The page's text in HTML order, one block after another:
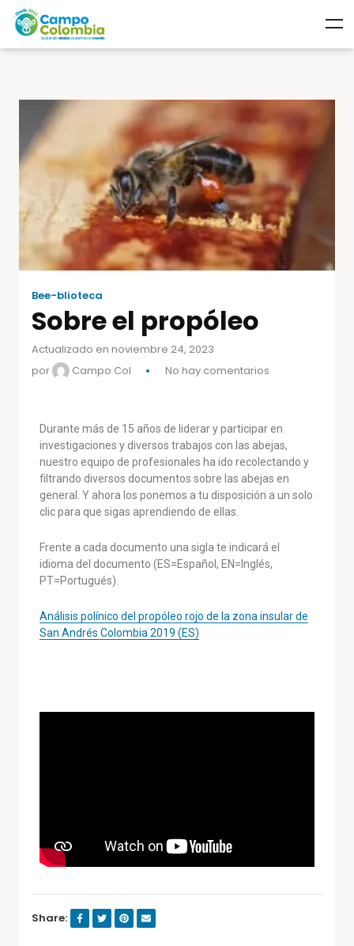
Bee-blioteca
Sobre el propóleo
Actualizado en noviembre 24, 2023
por
Campo Col No hay comentarios
Durante más de 15 años de liderar y participar en
investigaciones y diversos trabajos con las abejas,
nuestro equipo de profesionales ha ido recolectando y
filtrando diversos documentos sobre las abejas en
general. Y ahora los ponemos a tu disposición a un solo
clic para que sigas aprendiendo de ellas.
Frente a cada documento una sigla te indicará el
idioma del documento (ES=Español, EN=Inglés,
PT=Portugués).
Análisis polínico del propóleo rojo de la zona insular de
San Andrés Colombia 2019 (ES)
Share: